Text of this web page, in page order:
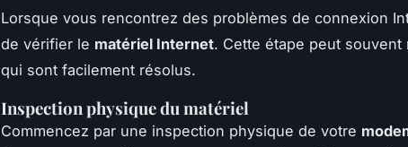
Lorsque vous rencontrez des problèmes de connexion
de vérifier le matériel Internet. Cette étape peut
qui sont facilement résolus.
Inspection physique du matériel
Commencez par une inspection physique de votre